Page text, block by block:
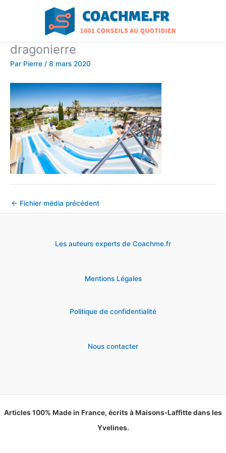
dragonierre
Par Pierre / 8 mars 2020
← Fichier média précédent
Les auteurs experts de Coachme.fr
Mentions Légales
Politique de confidentialité
Nous contacter
Articles 100% Made in France, écrits à Maisons-Laffitte dans les
Yvelines.